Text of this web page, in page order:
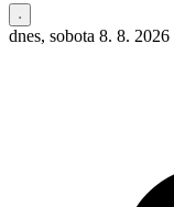
dnes, sobota 8. 8. 2026